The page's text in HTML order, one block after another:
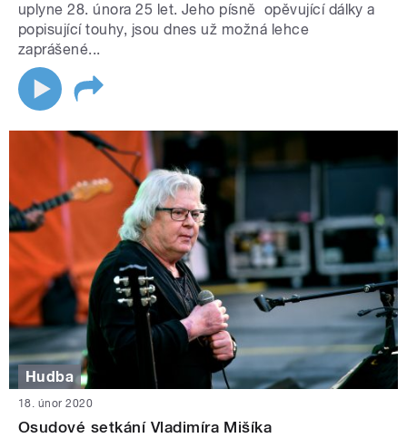
uplyne 28. února 25 let. Jeho písně opěvující dálky a
popisující touhy, jsou dnes už možná lehce
zaprášené...
Hudba
18. únor 2020
Osudové setkání Vladimíra Mišíka